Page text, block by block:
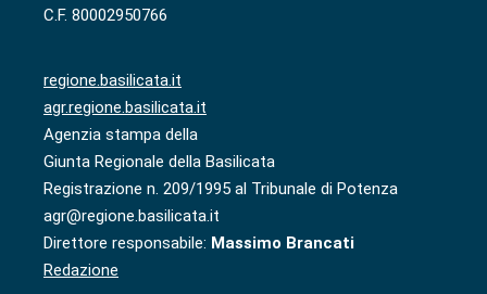
C.F. 80002950766
regione.basilicata.it
agr.regione.basilicata.it
Agenzia stampa della
Giunta Regionale della Basilicata
Registrazione n. 209/1995 al Tribunale di Potenza
agr@regione.basilicata.it
Direttore responsabile: Massimo Brancati
Redazione